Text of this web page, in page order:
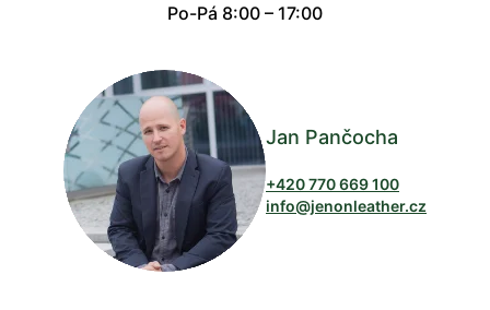
Po-Pá 8:00 – 17:00
Jan Pančocha
+420 770 669 100
info@jenonleather.cz